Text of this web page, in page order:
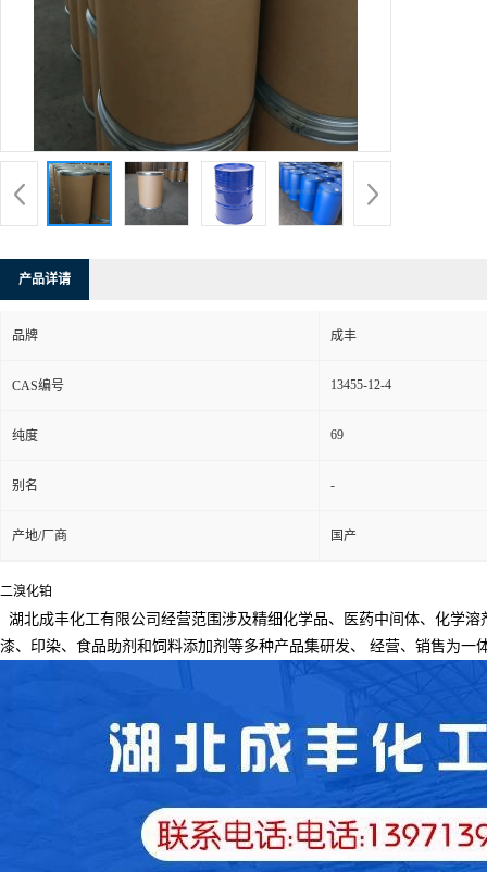
产品详请
品牌 成丰
CAS编号 13455-12-4
纯度 69
别名 -
产地/厂商 国产
二溴化铂
湖北成丰化工有限公司经营范围涉及精细化学品、医药中间体、化学
漆、印染、食品助剂和饲料添加剂等多种产品集研发、
经营、销售为一